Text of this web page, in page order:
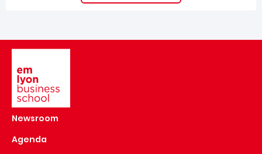
Newsroom
Agenda